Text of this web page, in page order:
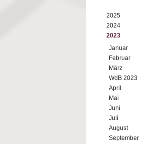
2025
2024
2023
Januar
Februar
März
WdB 2023
April
Mai
Juni
Juli
August
September